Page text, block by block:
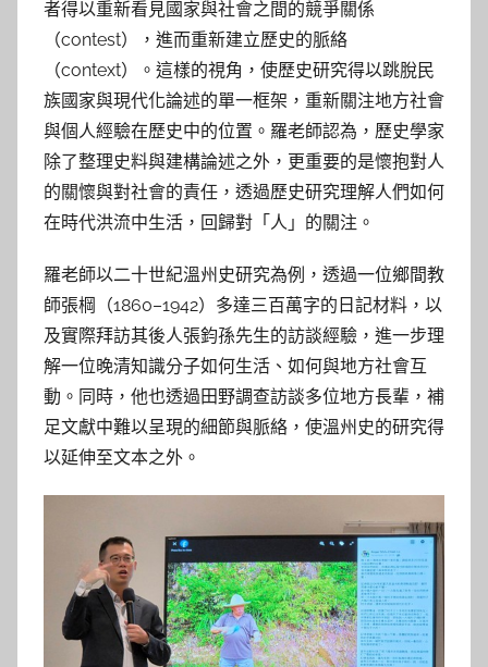
者得以重新看見國家與社會之間的競爭關係
（contest），進而重新建立歷史的脈絡
（context）。這樣的視角，使歷史研究得以跳脫民
族國家與現代化論述的單一框架，重新關注地方社會
與個人經驗在歷史中的位置。羅老師認為，歷史學家
除了整理史料與建構論述之外，更重要的是懷抱對人
的關懷與對社會的責任，透過歷史研究理解人們如何
在時代洪流中生活，回歸對「人」的關注。
羅老師以二十世紀溫州史研究為例，透過一位鄉間教
師張棡（1860–1942）多達三百萬字的日記材料，以
及實際拜訪其後人張鈞孫先生的訪談經驗，進一步理
解一位晚清知識分子如何生活、如何與地方社會互
動。同時，他也透過田野調查訪談多位地方長輩，補
足文獻中難以呈現的細節與脈絡，使溫州史的研究得
以延伸至文本之外。